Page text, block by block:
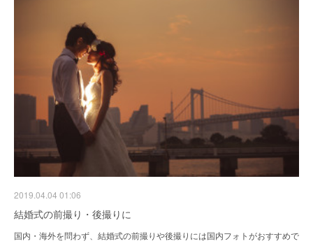
2019.04.04 01:06
結婚式の前撮り・後撮りに
国内・海外を問わず、結婚式の前撮りや後撮りには国内フォトがおすすめで